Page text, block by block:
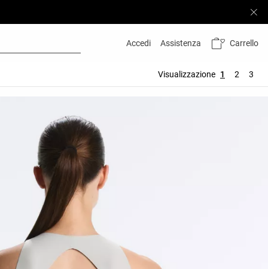
Accedi Assistenza Carrello
Visualizzazione 1 2 3